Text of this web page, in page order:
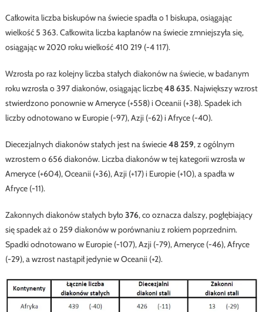
Całkowita liczba biskupów na świecie spadła o 1 biskupa, osiągając
wielkość 5 363. Całkowita liczba kapłanów na świecie zmniejszyła się,
osiągając w 2020 roku wielkość 410 219 (-4 117).
Wzrosła po raz kolejny liczba stałych diakonów na świecie, w badanym
roku wzrosła o 397 diakonów, osiągając liczbę48 635. Największy wzrost
stwierdzono ponownie w Ameryce (+558) i Oceanii (+38). Spadek ich
liczby odnotowano w Europie (-97), Azji (-62) i Afryce (-40).
Diecezjalnych diakonów stałych jest na świecie48 259, z ogólnym
wzrostem o 656 diakonów. Liczba diakonów w tej kategorii wzrosła w
Ameryce (+604), Oceanii (+36), Azji (+17) i Europie (+10), a spadła w
Afryce (-11).
Zakonnych diakonów stałych było376, co oznacza dalszy, pogłębiający
się spadek aż o 259 diakonów w porównaniu z rokiem poprzednim.
Spadki odnotowano w Europie (-107), Azji (-79), Ameryce (-46), Afryce
(-29), a wzrost nastąpił jedynie w Oceanii (+2).